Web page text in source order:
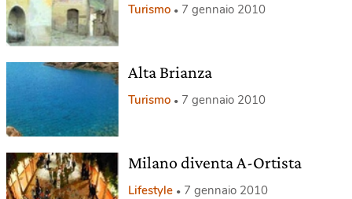
Turismo 7 gennaio 2010
Alta Brianza
Turismo 7 gennaio 2010
Milano diventa A-Ortista
Lifestyle 7 gennaio 2010